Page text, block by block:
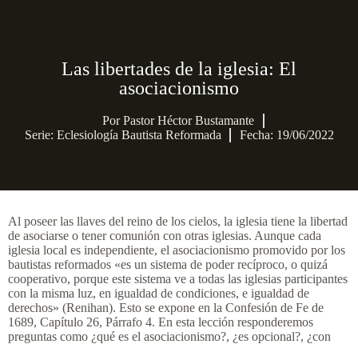
Las libertades de la iglesia: El
asociacionismo
PorPastor Héctor Bustamante
Serie: Eclesiología Bautista Reformada Fecha: 19/06/2022
Al poseer las llaves del reino de los cielos, la iglesia tiene la libertad
de asociarse o tener comunión con otras iglesias. Aunque cada
iglesia local es independiente, el asociacionismo promovido por los
bautistas reformados «es un sistema de poder recíproco, o quizá
cooperativo, porque este sistema ve a todas las iglesias participantes
con la misma luz, en igualdad de condiciones, e igualdad de
derechos» (Renihan). Esto se expone en la Confesión de Fe de
1689, Capítulo 26, Párrafo 4. En esta lección responderemos
preguntas como ¿qué es el asociacionismo?, ¿es opcional?, ¿con